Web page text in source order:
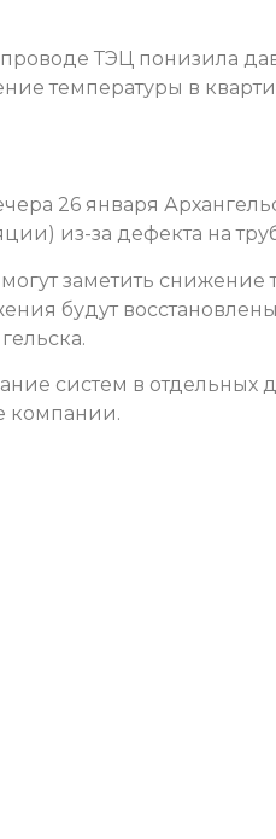
ТЭЦ понизила
температуры в
26 января
из-за дефекта на
заметить снижение
будут
систем в отдельных
компании.